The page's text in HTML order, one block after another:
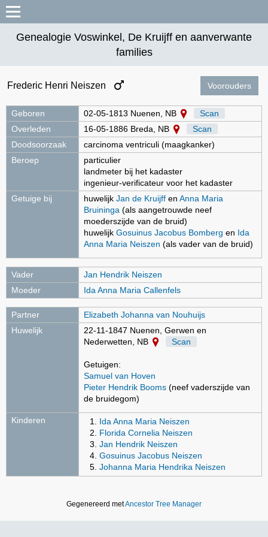
Genealogie Voswinkel, De Kruijff en aanverwante
families
Frederic Henri Neiszen Voorouders
Geboren 02-05-1813 Nuenen, NB
Scan
Overleden
16-05-1886 Breda, NB
Scan
Doodsoorzaak
carcinoma ventriculi (maagkanker)
Beroep
particulier
landmeter bij het kadaster
ingenieur-verificateur voor het kadaster
Getuige bij
huwelijk Jan de Kruijff en Anna Maria
Bruininga (als aangetrouwde neef
moederszijde van de bruid)
huwelijk Gosuinus Jacobus Bomberg en Ida
Anna Maria Neiszen (als vader van de bruid)
Vader
Jan Hendrik Neiszen
Moeder
Ida Anna Maria Callenfels
Partner
Elizabeth Johanna van Nouhuijs
Huwelijk
22-11-1847 Nuenen, Gerwen en
Nederwetten, NB
Scan
Getuigen:
Samuel van Hoven
Pieter Hendrik Booms (neef vaderszijde van
de bruidegom)
Kinderen
Ida Anna Maria Neiszen
Florida Cornelia Neiszen
Jan Hendrik Neiszen
Gosuinus Jacobus Neiszen
Johanna Maria Hendrika Neiszen
Gegenereerd metAncestor Tree Manager